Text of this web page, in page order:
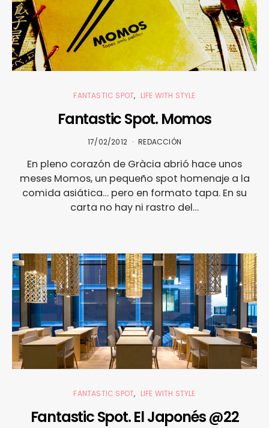
FANTASTIC SPOT LIFE WITH STYLE
Fantastic Spot. Momos
17/02/2012 REDACCIÓN
En pleno corazón de Gràcia abrió hace unos
meses Momos, un pequeño spot homenaje a la
comida asiática… pero en formato tapa. En su
carta no hay ni rastro del…
FANTASTIC SPOT LIFE WITH STYLE
Fantastic Spot. El Japonés @22